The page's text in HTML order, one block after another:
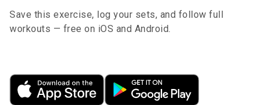
Save this exercise, log your sets, and follow full
workouts — free on iOS and Android.